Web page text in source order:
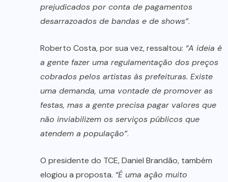
prejudicados por conta de pagamentos
desarrazoados de bandas e de shows”.
Roberto Costa, por sua vez, ressaltou: “A ideia é
a gente fazer uma regulamentação dos preços
cobrados pelos artistas às prefeituras. Existe
uma demanda, uma vontade de promover as
festas, mas a gente precisa pagar valores que
não inviabilizem os serviços públicos que
atendem a população”.
O presidente do TCE, Daniel Brandão, também
elogiou a proposta. “É uma ação muito